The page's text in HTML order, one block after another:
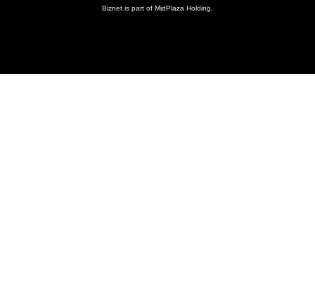
Biznet is part of MidPlaza Holding